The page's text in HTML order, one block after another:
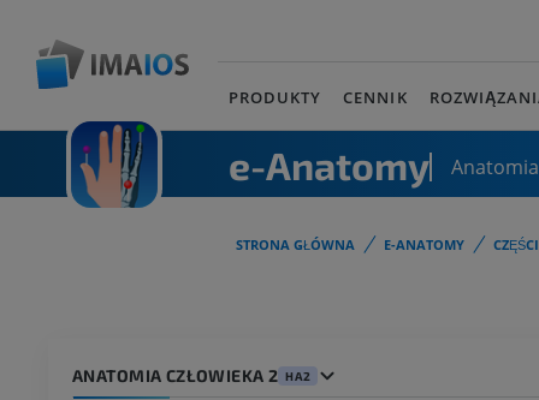
PRODUKTY CENNIK
e-Anatomy
STRONA GŁÓWNA E-ANATOMY
ANATOMIA CZŁOWIEKA 2 HA2